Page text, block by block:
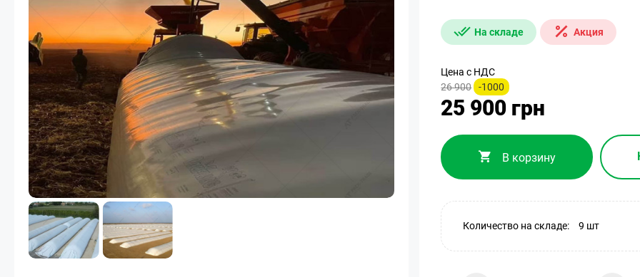
На складе Акция
Цена с НДС
26 900
-1000
25 900 грн
В корзину
Количество на складе: 9 шт